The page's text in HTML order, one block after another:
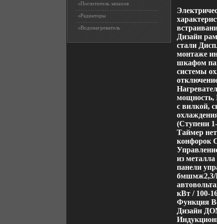
Поглотитель запахов
Радиаторы
Водонагреватель
Дизайн
стали
монтаже
шкафом
системы
мощность,
с вилкой,
(Ступени
Таймер
конфорок
из
панели
бмшмж2,3/
кВт / 100-
Функция
Дизайн